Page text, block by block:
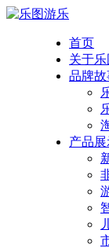
首页
关于乐
品牌故
产品